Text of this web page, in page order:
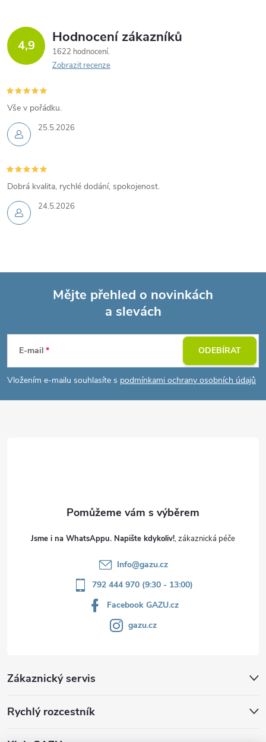
4,9 Hodnocení zákazníků
1622 hodnocení
Zobrazit recenze
25.5.2026
Vše v pořádku.
24.5.2026
Dobrá kvalita, rychlé dodání, spokojenost.
p
a
Mějte přehled o novinkách
a slevách
E-mail
Vložením e-mailu souhlasíte s podmínkami ochrany osobních údajů
ODEBÍRAT
Jsme i na WhatsAppu. Napište kdykoliv!
Info@gazu.cz
792 444 970 (9:30 - 13:00)
Facebook GAZU.cz
gazu.cz
Zákaznický servis
Rychlý rozcestník